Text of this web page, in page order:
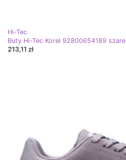
Hi-Tec
Buty Hi-Tec Korel 92800654189 szare
213,11 zł